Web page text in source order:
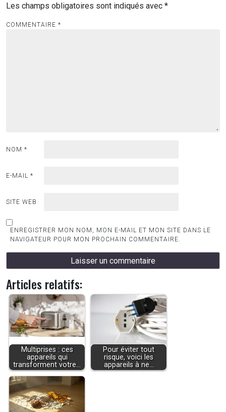
Les champs obligatoires sont indiqués avec *
COMMENTAIRE *
NOM *
E-MAIL *
SITE WEB
ENREGISTRER MON NOM, MON E-MAIL ET MON SITE DANS LE
NAVIGATEUR POUR MON PROCHAIN COMMENTAIRE.
Articles relatifs:
Multiprises : ces
appareils qui
transforment votre…
Pour éviter tout
risque, voici les
appareils à ne…